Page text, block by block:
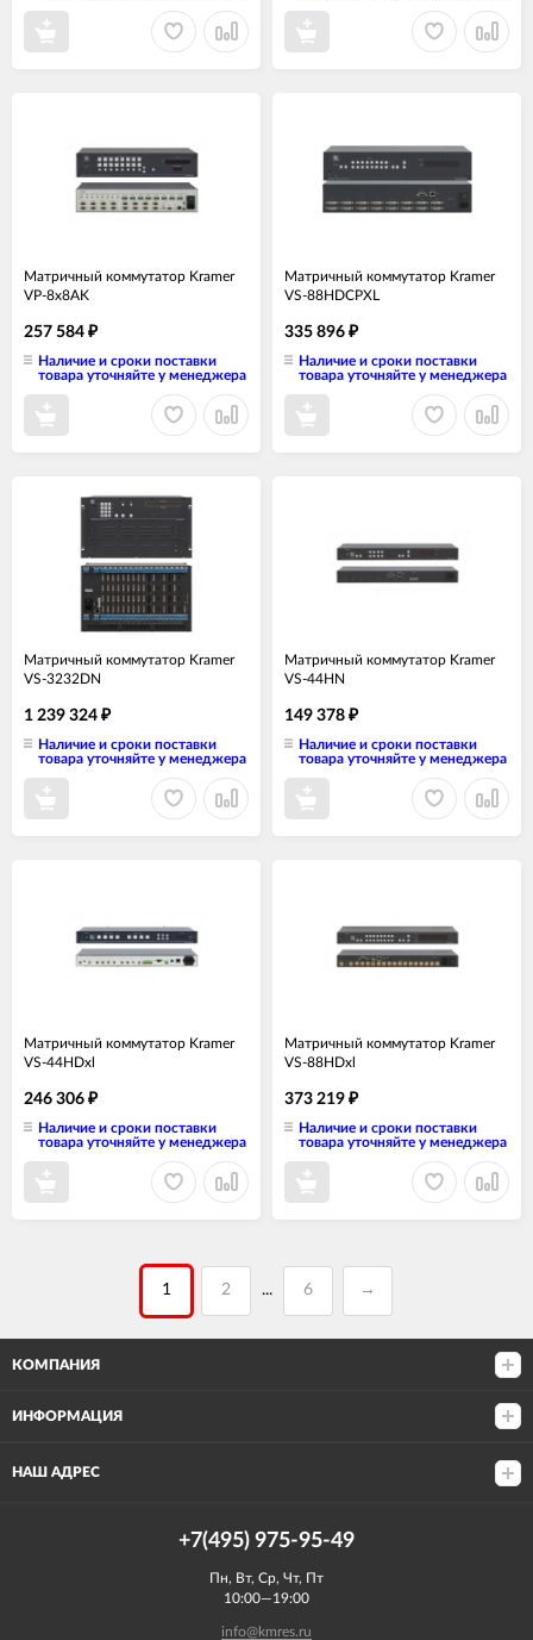
Матричный коммутатор Kramer
VP-8x8AK
257 584 ₽
Наличие и сроки поставки
товара уточняйте у менеджера
Матричный коммутатор Kramer
VS-88HDCPXL
335 896 ₽
Наличие и сроки поставки
товара уточняйте у менеджера
Матричный коммутатор Kramer
VS-3232DN
1 239 324 ₽
Наличие и сроки поставки
товара уточняйте у менеджера
Матричный коммутатор Kramer
VS-44HN
149 378 ₽
Наличие и сроки поставки
товара уточняйте у менеджера
Матричный коммутатор Kramer
VS-44HDxl
246 306 ₽
Наличие и сроки поставки
товара уточняйте у менеджера
Матричный коммутатор Kramer
VS-88HDxl
373 219 ₽
Наличие и сроки поставки
товара уточняйте у менеджера
1 2 ... 6 →
КОМПАНИЯ
ИНФОРМАЦИЯ
НАШ АДРЕС
+7(495) 975-95-49
Пн, Вт, Ср, Чт, Пт
10:00—19:00
info@kmres.ru